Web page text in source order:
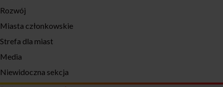
Rozwój
Miasta członkowskie
Strefa dla miast
Media
Niewidoczna sekcja